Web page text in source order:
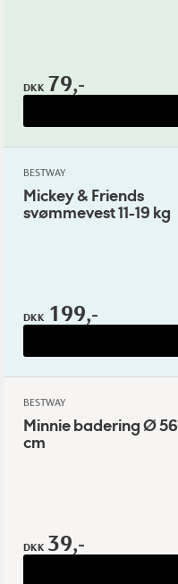
DKK 79,-
BESTWAY
Mickey & Friends
svømmevest 11-19 kg
DKK 199,-
BESTWAY
Minnie badering Ø 56
cm
DKK 39,-